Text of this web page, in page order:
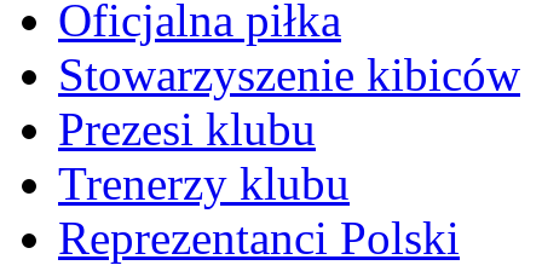
Oficjalna piłka
Stowarzyszenie kibiców
Prezesi klubu
Trenerzy klubu
Reprezentanci Polski